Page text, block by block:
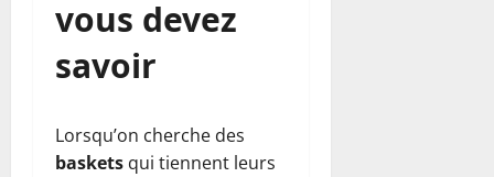
vous devez
savoir
Lorsqu’on cherche des
baskets qui tiennent leurs